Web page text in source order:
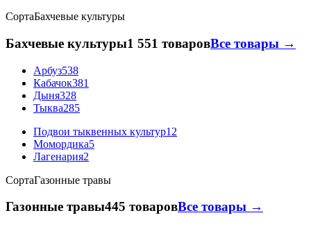
СортаБахчевые культуры
Бахчевые культуры1 551 товаровВсе товары →
Арбуз538
Кабачок381
Дыня328
Тыква285
Подвои тыквенных культур12
Момордика5
Лагенария2
СортаГазонные травы
Газонные травы445 товаровВсе товары →